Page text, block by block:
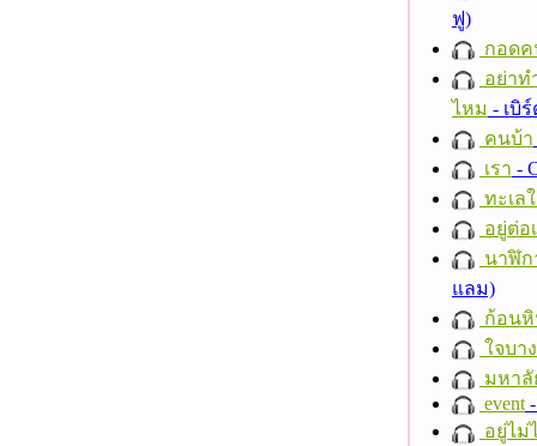
ฟู)
กอดค
อย่าท
ไหม - เบิ
คนบ้า
เรา -
ทะเล
อยู่ต่อ
นาฬิก
แลม)
ก้อน
ใจบาง
มหาลั
event
อยู่ไม่